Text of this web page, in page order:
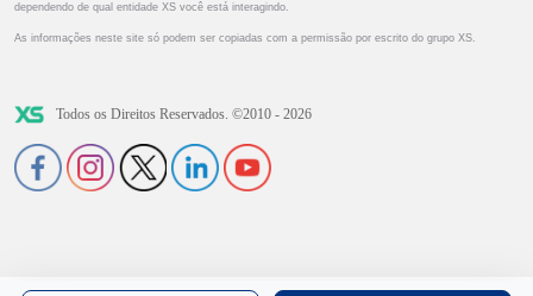
dependendo de qual entidade XS você está interagindo.
As informações neste site só podem ser copiadas com a permissão por escrito do grupo XS.
Todos os Direitos Reservados. ©2010 - 2026